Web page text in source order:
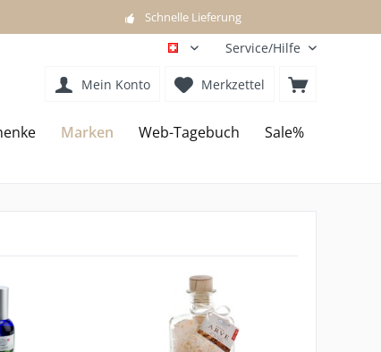
Schnelle Lieferung
DE Service/Hilfe
Merkzettel
Mein Konto
Marken Web-Tagebuch Sale%